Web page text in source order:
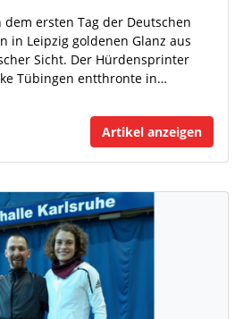
ersten Tag der Deutschen
in Leipzig goldenen Glanz aus
Sicht. Der Hürdensprinter
Tübingen entthronte in…
Artikel anzeigen